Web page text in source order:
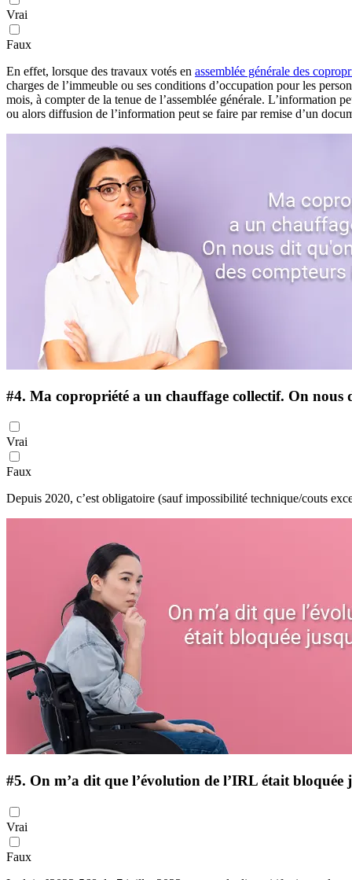
Vrai
Faux
En effet, lorsque des travaux votés en assemblée générale des
charges de l’immeuble ou ses conditions d’occupation pour les
mois, à compter de la tenue de l’assemblée générale. L’information
ou alors diffusion de l’information peut se faire par remise d’un
#4. Ma copropriété a un chauffage collectif. On
Vrai
Faux
Depuis 2020, c’est obligatoire (sauf impossibilité technique/couts
#5. On m’a dit que l’évolution de l’IRL était bloquée
Vrai
Faux